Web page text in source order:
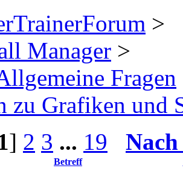
>
Manager >
Fragen
zu Grafiken und
] 2 3 ... 19
Betreff